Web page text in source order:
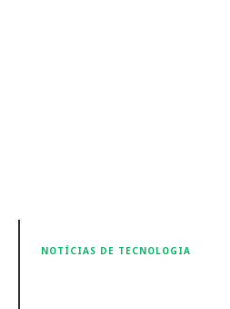
NOTÍCIAS DE TECNOLOGIA